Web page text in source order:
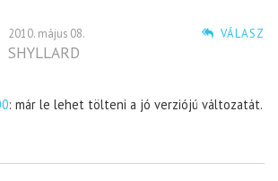
VÁLASZ
2010. május 08.
SHYLLARD
: már le lehet tölteni a jó verziójú változatát.